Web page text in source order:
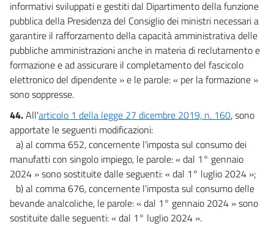
informativi sviluppati e gestiti dal Dipartimento della funzione
pubblica della Presidenza del Consiglio dei ministri necessari a
garantire il rafforzamento della capacità amministrativa delle
pubbliche amministrazioni anche in materia di reclutamento e
formazione e ad assicurare il completamento del fascicolo
elettronico del dipendente » e le parole: « per la formazione »
sono soppresse.
44.All'articolo 1 della legge 27 dicembre 2019, n. 160, sono
apportate le seguenti modificazioni:
a) al comma 652, concernente l'imposta sul consumo dei
manufatti con singolo impiego, le parole: « dal 1° gennaio
2024 » sono sostituite dalle seguenti: « dal 1° luglio 2024 »;
b) al comma 676, concernente l'imposta sul consumo delle
bevande analcoliche, le parole: « dal 1° gennaio 2024 » sono
sostituite dalle seguenti: « dal 1° luglio 2024 ».